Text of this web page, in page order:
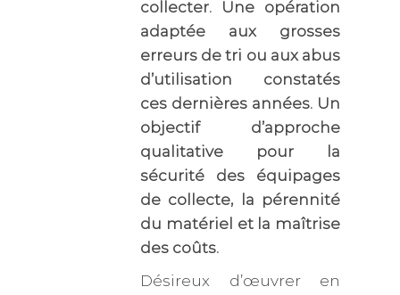
collecter. Une opération
adaptée aux grosses
erreurs de tri ou aux abus
d’utilisation constatés
ces dernières années. Un
objectif d’approche
qualitative pour la
sécurité des équipages
de collecte, la pérennité
du matériel et la maîtrise
des coûts.
Désireux d’œuvrer en